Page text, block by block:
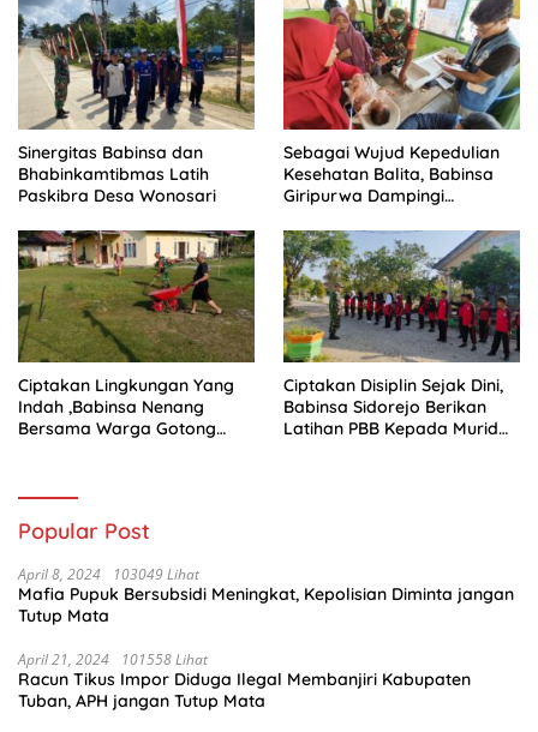
Sinergitas Babinsa dan
Bhabinkamtibmas Latih
Paskibra Desa Wonosari
Sebagai Wujud Kepedulian
Kesehatan Balita, Babinsa
Giripurwa Dampingi
Ciptakan Lingkungan Yang
Indah ,Babinsa Nenang
Bersama Warga Gotong
Ciptakan Disiplin Sejak Dini,
Babinsa Sidorejo Berikan
Latihan PBB Kepada Murid
Popular Post
April 8, 2024 103049 Lihat
Mafia Pupuk Bersubsidi Meningkat, Kepolisian Diminta jangan
Tutup Mata
April 21, 2024 101558 Lihat
Racun Tikus Impor Diduga Ilegal Membanjiri Kabupaten
Tuban, APH jangan Tutup Mata